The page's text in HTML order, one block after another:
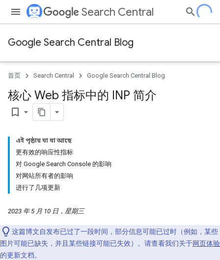
Search Central
Google Search Central Blog
首页 Search Central Google Search Central Blog
核心 Web 指标中的 INP 简介
bookmark_border
এই পৃষ্ঠায় যা যা আছে
更有效的响应性指标
对 Google Search Console 的影响
对网站所有者的影响
进行了几项更新
2023 年 5 月 10 日，星期三
这篇博文自发布已过了一段时间，部分信息可能已过时（例如，某些
图片可能已缺失，并且某些链接可能已失效）。请查看我们关于网页体验
的更新文档。